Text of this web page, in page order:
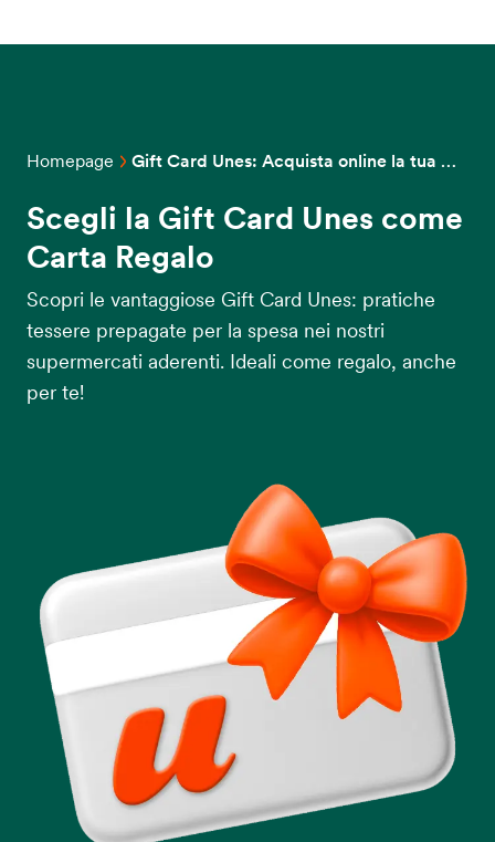
Homepage Gift Card Unes: Acquista online la tua Carta Regalo Prepagata | Unes
Scegli la Gift Card Unes come
Carta Regalo
Scopri le vantaggiose Gift Card Unes: pratiche
tessere prepagate per la spesa nei nostri
supermercati aderenti. Ideali come regalo, anche
per te!